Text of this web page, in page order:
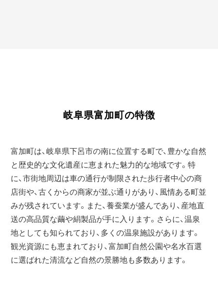
岐阜県富加町の特徴
富加町は、岐阜県下呂市の南に位置する町で、豊かな自然
と歴史的な文化遺産に恵まれた魅力的な地域です。特
に、市街地周辺は車の通行が制限された歩行者中心の商
店街や、古くからの商家が並ぶ通りがあり、風情ある町並
みが残されています。また、養蚕業が盛んであり、産地直
送の高品質な繭や絹製品が手に入ります。さらに、温泉
地としても知られており、多くの温泉施設があります。
観光資源にも恵まれており、富加町自然公園や名水百選
に選ばれた清流など自然の景勝地も多数あります。